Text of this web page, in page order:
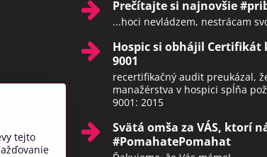
8:00 –
týchto
Prečítajte si najnovšie
...hoci nevládzem, nestrácam
Hospic si obhájil Certifikát
9001
recertifikačný audit preukázal,
manažérstva v hospici spĺňa
9001: 2015
Svätá omša za VÁS, ktorí
#PomahatePomahat
tejto